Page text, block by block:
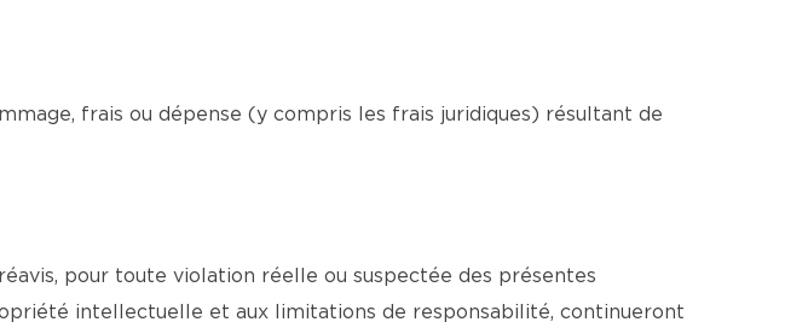
frais ou dépense (y compris les frais juridiques) résultant de
pour toute violation réelle ou suspectée des présentes
intellectuelle et aux limitations de responsabilité, continueront